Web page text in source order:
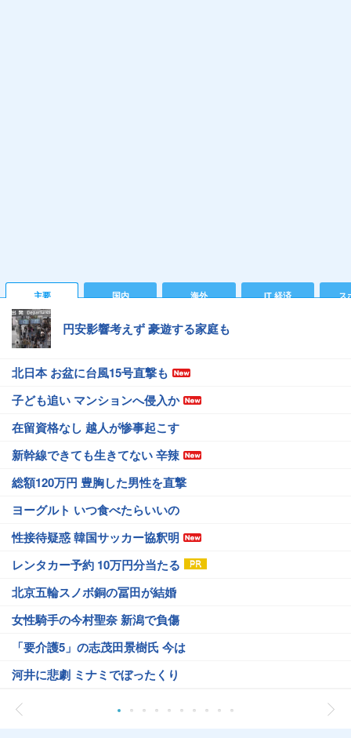
主要 国内 海外 IT 経済 ス
円安影響考えず 豪遊する家庭も
北日本 お盆に台風15号直撃も
子ども追い マンションへ侵入か
在留資格なし 越人が惨事起こす
新幹線できても生きてない 辛辣
総額120万円 豊胸した男性を直撃
ヨーグルト いつ食べたらいいの
性接待疑惑 韓国サッカー協釈明
レンタカー予約 10万円分当たる
北京五輪スノボ銅の冨田が結婚
女性騎手の今村聖奈 新潟で負傷
「要介護5」の志茂田景樹氏 今は
河井に悲劇 ミナミでぼったくり